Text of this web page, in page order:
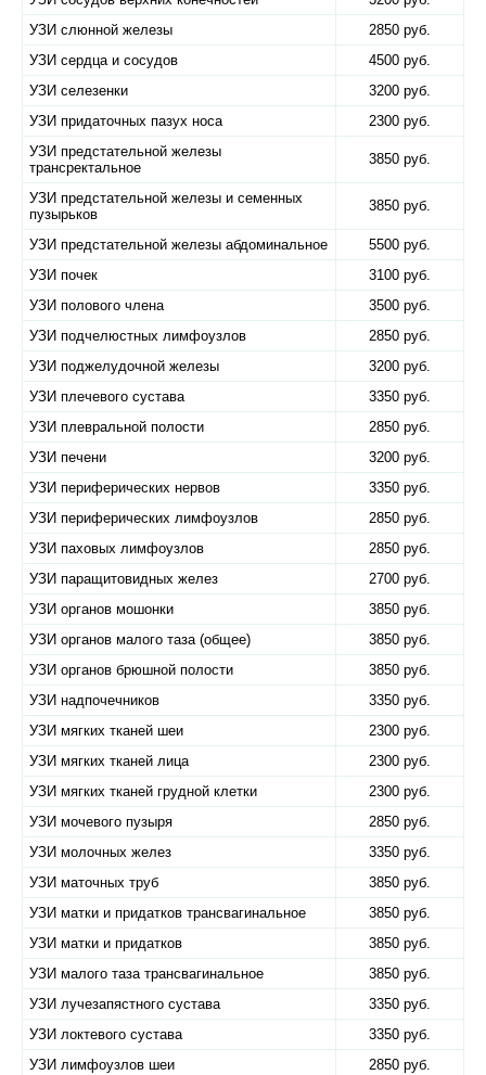
УЗИ слюнной железы
2850 руб.
УЗИ сердца и сосудов
4500 руб.
УЗИ селезенки
3200 руб.
УЗИ придаточных пазух носа
2300 руб.
УЗИ предстательной железы
трансректальное
3850 руб.
УЗИ предстательной железы и семенных
пузырьков
3850 руб.
УЗИ предстательной железы абдоминальное
5500 руб.
УЗИ почек
3100 руб.
УЗИ полового члена
3500 руб.
УЗИ подчелюстных лимфоузлов
2850 руб.
УЗИ поджелудочной железы
3200 руб.
УЗИ плечевого сустава
3350 руб.
УЗИ плевральной полости
2850 руб.
УЗИ печени
3200 руб.
УЗИ периферических нервов
3350 руб.
УЗИ периферических лимфоузлов
2850 руб.
УЗИ паховых лимфоузлов
2850 руб.
УЗИ паращитовидных желез
2700 руб.
УЗИ органов мошонки
3850 руб.
УЗИ органов малого таза (общее)
3850 руб.
УЗИ органов брюшной полости
3850 руб.
УЗИ надпочечников
3350 руб.
УЗИ мягких тканей шеи
2300 руб.
УЗИ мягких тканей лица
2300 руб.
УЗИ мягких тканей грудной клетки
2300 руб.
УЗИ мочевого пузыря
2850 руб.
УЗИ молочных желез
3350 руб.
УЗИ маточных труб
3850 руб.
УЗИ матки и придатков трансвагинальное
3850 руб.
УЗИ матки и придатков
3850 руб.
УЗИ малого таза трансвагинальное
3850 руб.
УЗИ лучезапястного сустава
3350 руб.
УЗИ локтевого сустава
3350 руб.
УЗИ лимфоузлов шеи
2850 руб.